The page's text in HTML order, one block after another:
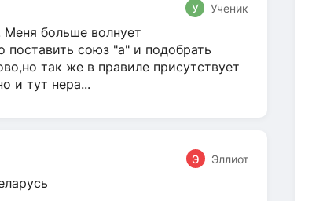
У Ученик
Меня больше волнует
поставить союз "а" и подобрать
так же в правиле присутствует
и тут нера...
Э Эллиот